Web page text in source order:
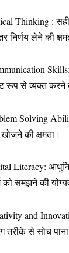
Thinking :
निर्णय लेने की
रूप से व्यक्त करने
Solving
की क्षमता।
Literacy:
को समझने की
and
से सोच